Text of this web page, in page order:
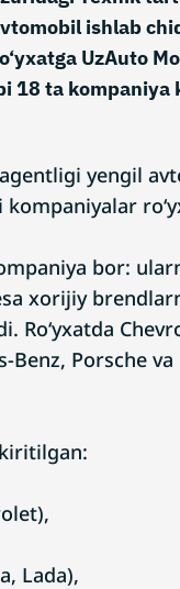
ishlab
UzAuto
18 ta
yengil
bor:
xorijiy
Ro‘yxatda
Benz, Porsche
Lada),